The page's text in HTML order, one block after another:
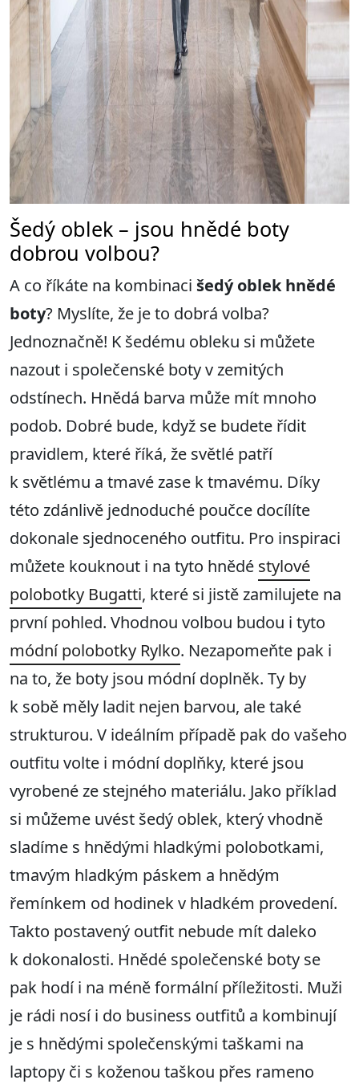
Šedý oblek – jsou hnědé boty
dobrou volbou?
A co říkáte na kombinaci šedý oblek hnědé
boty? Myslíte, že je to dobrá volba?
Jednoznačně! K šedému obleku si můžete
nazout i společenské boty v zemitých
odstínech. Hnědá barva může mít mnoho
podob. Dobré bude, když se budete řídit
pravidlem, které říká, že světlé patří
k světlému a tmavé zase k tmavému. Díky
této zdánlivě jednoduché poučce docílíte
dokonale sjednoceného outfitu. Pro inspiraci
můžete kouknout i na tyto hnědé stylové
polobotky Bugatti, které si jistě zamilujete na
první pohled. Vhodnou volbou budou i tyto
módní polobotky Rylko. Nezapomeňte pak i
na to, že boty jsou módní doplněk. Ty by
k sobě měly ladit nejen barvou, ale také
strukturou. V ideálním případě pak do vašeho
outfitu volte i módní doplňky, které jsou
vyrobené ze stejného materiálu. Jako příklad
si můžeme uvést šedý oblek, který vhodně
sladíme s hnědými hladkými polobotkami,
tmavým hladkým páskem a hnědým
řemínkem od hodinek v hladkém provedení.
Takto postavený outfit nebude mít daleko
k dokonalosti. Hnědé společenské boty se
pak hodí i na méně formální příležitosti. Muži
je rádi nosí i do business outfitů a kombinují
je s hnědými společenskými taškami na
laptopy či s koženou taškou přes rameno